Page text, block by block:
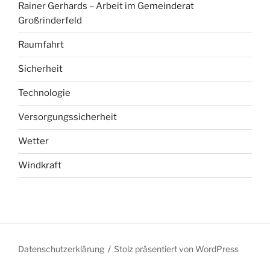
Rainer Gerhards – Arbeit im Gemeinderat
Großrinderfeld
Raumfahrt
Sicherheit
Technologie
Versorgungssicherheit
Wetter
Windkraft
Datenschutzerklärung Stolz präsentiert von WordPress